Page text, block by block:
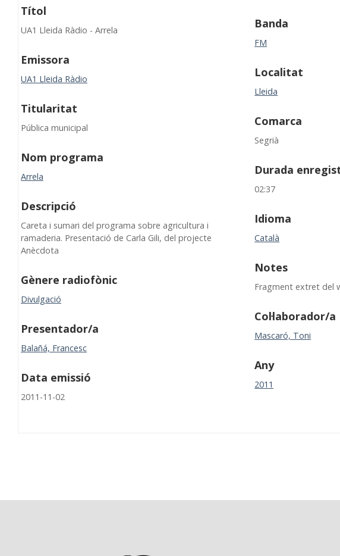
Títol
UA1 Lleida Ràdio - Arrela
Emissora
UA1 Lleida Ràdio
Titularitat
Pública municipal
Nom programa
Arrela
Descripció
Careta i sumari del programa sobre agricultura i
ramaderia. Presentació de Carla Gili, del projecte
Anècdota
Gènere radiofònic
Divulgació
Presentador/a
Balañá, Francesc
Data emissió
2011-11-02
Banda
FM
Localitat
Lleida
Comarca
Segrià
Durada
02:37
Idioma
Català
Notes
Fragment extret del
Col·laborador/a
Mascaró, Toni
Any
2011